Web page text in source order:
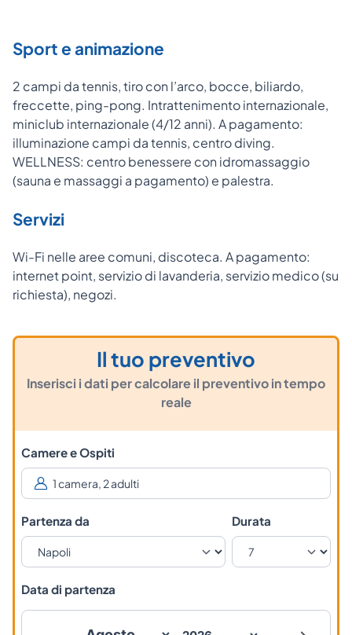
Sport e animazione
2 campi da tennis, tiro con l’arco, bocce, biliardo,
freccette, ping-pong. Intrattenimento internazionale,
miniclub internazionale (4/12 anni). A pagamento:
illuminazione campi da tennis, centro diving.
WELLNESS: centro benessere con idromassaggio
(sauna e massaggi a pagamento) e palestra.
Servizi
Wi-Fi nelle aree comuni, discoteca. A pagamento:
internet point, servizio di lavanderia, servizio medico (su
richiesta), negozi.
Il tuo preventivo
Inserisci i dati per calcolare il preventivo in tempo
reale
Camere e Ospiti
Partenza da Durata
Data di partenza